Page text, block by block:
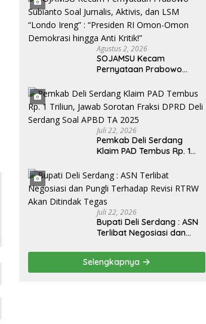
Agustus 2, 2026
SOJAMSU Kecam
Pernyataan Prabowo
Aktivis, dan LSM “Londo
Ireng” : “Presiden RI
Omon-Omon Demokrasi
hingga Anti Kritik!”
Juli 22, 2026
Pemkab Deli Serdang
Klaim PAD Tembus Rp. 1
Fraksi DPRD Deli Serdang
Soal APBD TA 2025
Juli 22, 2026
Bupati Deli Serdang : ASN
Terlibat Negosiasi dan
RTRW Akan Ditindak Tegas
Selengkapnya